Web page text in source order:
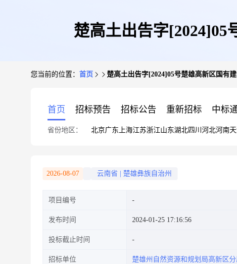
楚高土出告字[2024]05
您当前的位置： 首页 楚高土出告字[2024]05号楚雄高新区国有
首页 招标预告 招标公告 重新招标 中标
省份地区： 北京广东 上海江苏浙江山东湖北四川 河北河南
2026-08-07 云南省 楚雄彝族自治州
项目编号
发布时间 2024-01-25 17:16:56
投标截止时间
招标单位 楚雄州自然资源和规划局高新区